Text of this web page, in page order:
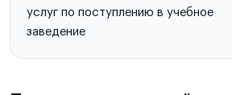
услуг по поступлению в учебное
заведение